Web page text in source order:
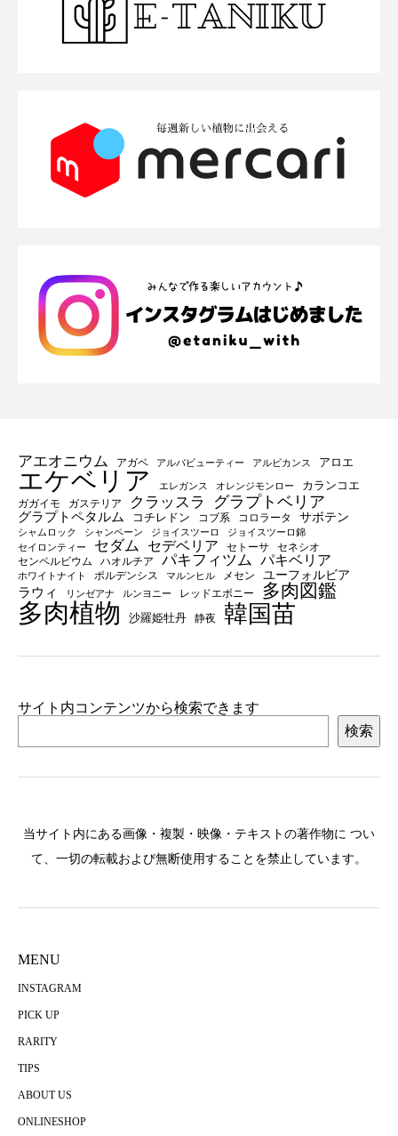
アエオニウム アガベ アルバビューティー アルビカンス アロエ
エケベリア エレガンス オレンジモンロー カランコエ
ガガイモ ガステリア クラッスラ グラプトベリア
グラプトペタルム コチレドン コブ系 コロラータ サボテン
シャムロック シャンペーン ジョイスツーロ
ジョイスツーロ錦
セイロンティー
セダム セデベリア セトーサ
セネシオ
センペルビウム
ハオルチア パキフィツム パキベリア
ホワイトナイト ポルデンシス マルンヒル メセン
ユーフォルビア
ラウィ
リンゼアナ ルンヨニー レッドエボニー 多肉図鑑
多肉植物 沙羅姫牡丹 静夜 韓国苗
サイト内コンテンツから検索できます
検索
当サイト内にある画像・複製・映像・テキストの著作物に つい
て、一切の転載および無断使用することを禁止しています。
MENU
INSTAGRAM
PICK UP
RARITY
TIPS
ABOUT US
ONLINESHOP